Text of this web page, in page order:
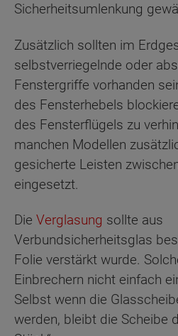
Sicherheitsumlenkung
Zusätzlich sollten im
selbstverriegelnde oder
Fenstergriffe vorhanden
des Fensterhebels
des Fensterflügels zu
manchen Modellen
gesicherte Leisten
eingesetzt.
Die Verglasung sollte aus
Verbundsicherheitsglas
Folie verstärkt wurde.
Einbrechern nicht einfach
Selbst wenn die
werden, bleibt die Scheibe